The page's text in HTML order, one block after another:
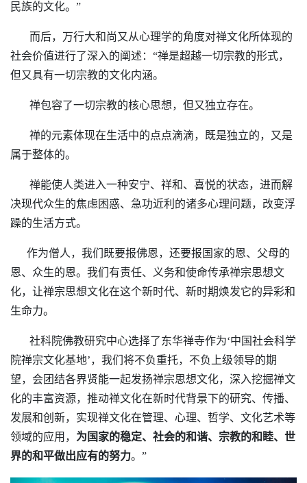
民族的文化。”
而后，万行大和尚又从心理学的角度对禅文化所体现的
社会价值进行了深入的阐述： “禅是超越一切宗教的形式，
但又具有一切宗教的文化内涵。
禅包容了一切宗教的核心思想，但又独立存在。
属于整体的。
禅能使人类进入一种安宁、祥和、喜悦的状态，进而解
决现代众生的焦虑困惑、急功近利的诸多心理问题，改变浮
躁的生活方式。
作为僧人，我们既要报佛恩，还要报国家的恩、父母的
恩、众生的恩。我们有责任、义务和使命传承禅宗思想文
化，让禅宗思想文化在这个新时代、新时期焕发它的异彩和
生命力。
社科院佛教研究中心选择了东华禅寺作为‘中国社会科学
院禅宗文化基地’，我们将不负重托，不负上级领导的期
望，会团结各界贤能一起发扬禅宗思想文化，深入挖掘禅文
化的丰富资源，推动禅文化在新时代背景下的研究、传播、
发展和创新，实现禅文化在管理、心理、哲学、文化艺术等
领域的应用， 为国家的稳定、社会的和谐、宗教的和睦、世
界的和平做出应有的努力。”